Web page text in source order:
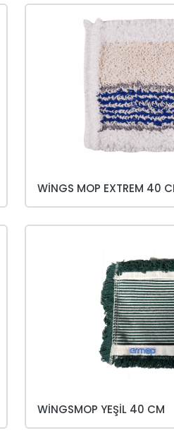
WINGS MOP EXTREM 40
WINGSMOP YEŞIL 40 CM